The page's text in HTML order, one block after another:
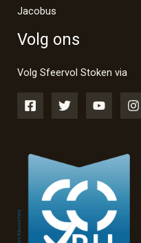
Jacobus
Volg ons
Volg Sfeervol Stoken via